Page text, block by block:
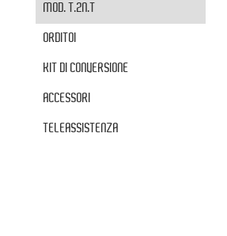
MOD. T.2N.T
ORDITOI
KIT DI CONVERSIONE
ACCESSORI
TELEASSISTENZA